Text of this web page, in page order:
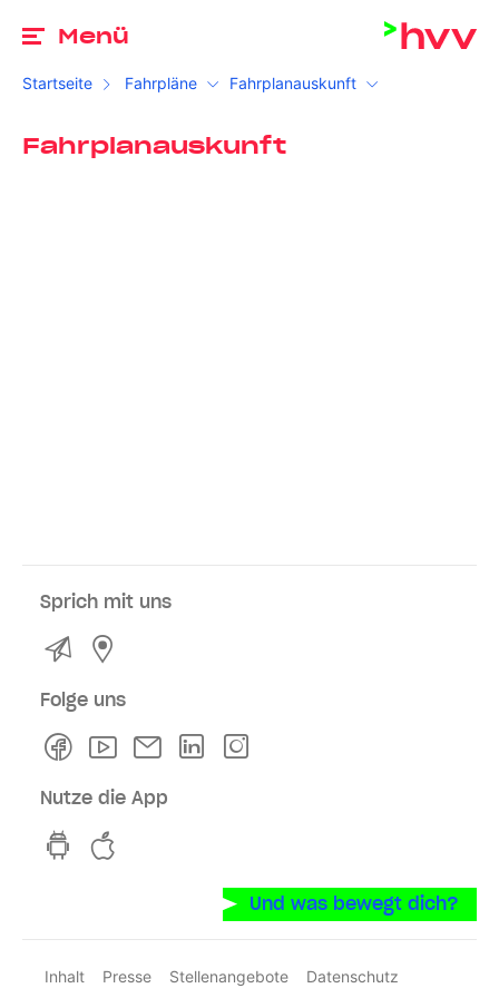
Menü
Startseite Fahrpläne Fahrplanauskunft
Fahrplanauskunft
Sprich mit uns
Kontakt
Folge uns
FacebookYoutubeNewsletterLinkedln
Nutze die App
hvv switch App auf GooglePlay
Und was bewegt dich?
Inhalt Presse Stellenangebote
Datenschutz